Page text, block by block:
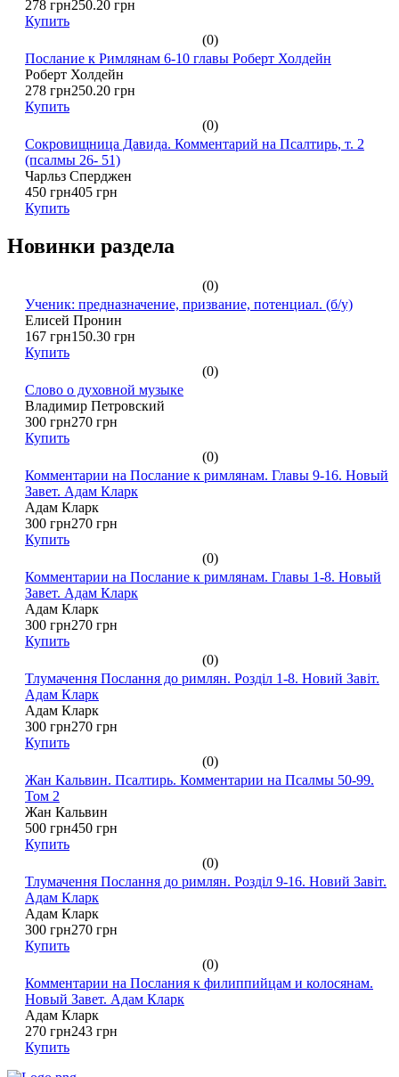
278 грн250.20 грн
Купить
(0)
Послание к Римлянам 6-10 главы Роберт Холдейн
Роберт Холдейн
278 грн250.20 грн
Купить
(0)
Сокровищница Давида. Комментарий на Псалтирь, т. 2
(псалмы 26- 51)
Чарльз Сперджен
450 грн405 грн
Купить
Новинки раздела
(0)
Ученик: предназначение, призвание, потенциал. (б/у)
Елисей Пронин
167 грн150.30 грн
Купить
(0)
Слово о духовной музыке
Владимир Петровский
300 грн270 грн
Купить
(0)
Комментарии на Послание к римлянам. Главы 9-16. Новый
Завет. Адам Кларк
Адам Кларк
300 грн270 грн
Купить
(0)
Комментарии на Послание к римлянам. Главы 1-8. Новый
Завет. Адам Кларк
Адам Кларк
300 грн270 грн
Купить
(0)
Тлумачення Послання до римлян. Розділ 1-8. Новий Завіт.
Адам Кларк
Адам Кларк
300 грн270 грн
Купить
(0)
Жан Кальвин. Псалтирь. Комментарии на Псалмы 50-99.
Том 2
Жан Кальвин
500 грн450 грн
Купить
(0)
Тлумачення Послання до римлян. Розділ 9-16. Новий Завіт.
Адам Кларк
Адам Кларк
300 грн270 грн
Купить
(0)
Комментарии на Послания к филиппийцам и колосянам.
Новый Завет. Адам Кларк
Адам Кларк
270 грн243 грн
Купить